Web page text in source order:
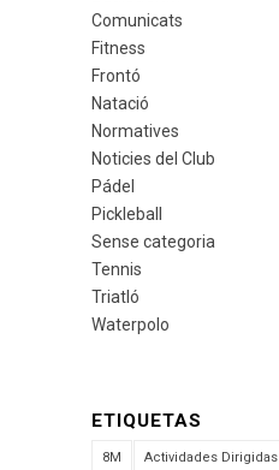
Comunicats
Fitness
Frontó
Natació
Normatives
Noticies del Club
Pádel
Pickleball
Sense categoria
Tennis
Triatló
Waterpolo
ETIQUETAS
8M Actividades Dirigidas